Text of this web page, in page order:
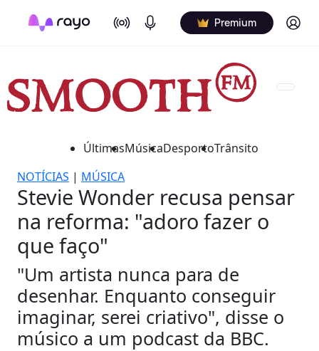
On Air Podcasts Premium Log in
ÚltimasMúsicaDesportoTrânsito
NOTÍCIAS | MÚSICA
Stevie Wonder recusa pensar
na reforma: "adoro fazer o
que faço"
"Um artista nunca para de
desenhar. Enquanto conseguir
imaginar, serei criativo", disse o
músico a um podcast da BBC.